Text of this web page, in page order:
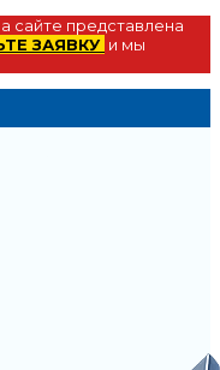
сайте представлена
ЗАЯВКУ и мы